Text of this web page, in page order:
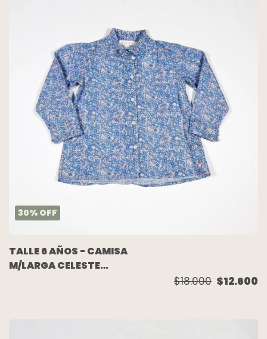
30% OFF
TALLE 6 AÑOS - CAMISA
M/LARGA CELESTE
$18.000 $12.600